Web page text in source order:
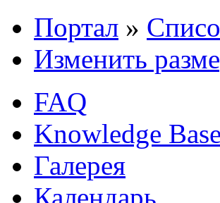
Портал »
Изменить
FAQ
Knowledge Base
Галерея
Календарь